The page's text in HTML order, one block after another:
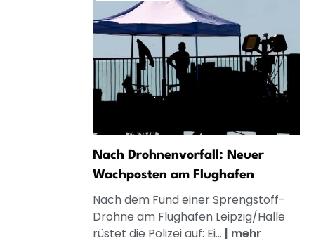
Nach Drohnenvorfall: Neuer
Wachposten am Flughafen
Nach dem Fund einer Sprengstoff-
Drohne am Flughafen Leipzig/Halle
rüstet die Polizei auf: Ei... | mehr